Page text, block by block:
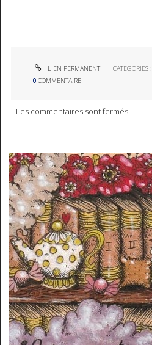
LIEN PERMANENT CATÉGORIES :
0 COMMENTAIRE
Les commentaires sont fermés.